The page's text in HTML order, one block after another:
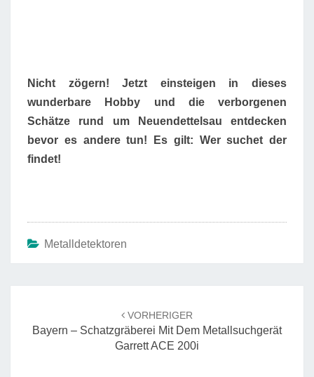
Nicht zögern! Jetzt einsteigen in dieses
wunderbare Hobby und die verborgenen
Schätze rund um Neuendettelsau entdecken
bevor es andere tun! Es gilt: Wer suchet der
findet!
Metalldetektoren
VORHERIGER
Bayern – Schatzgräberei Mit Dem Metallsuchgerät
Garrett ACE 200i